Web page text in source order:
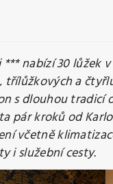
*** nabízí 30 lůžek
třílůžkových a
s dlouhou tradicí
pár kroků od
včetně
i služební cesty.